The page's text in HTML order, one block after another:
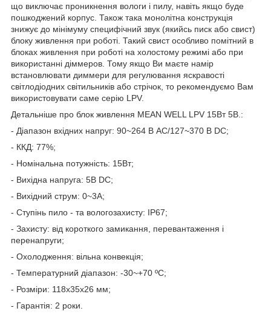
що виключає проникнення вологи і пилу, навіть якщо буде
пошкоджений корпус. Також така монолітна конструкція
знижує до мінімуму специфічний звук (якийсь писк або свист)
блоку живлення при роботі. Такий свист особливо помітний в
блоках живлення при роботі на холостому режимі або при
використанні діммеров. Тому якщо Ви маєте намір
встановлювати диммери для регулювання яскравості
світлодіодних світильників або стрічок, то рекомендуємо Вам
використовувати саме серію LPV.
Детальніше про блок живлення MEAN WELL LPV 15Вт 5В.:
- Діапазон вхідних напруг: 90~264 В AC/127~370 В DC;
- ККД: 77%;
- Номінальна потужність: 15Вт;
- Вихідна напруга: 5В DC;
- Вихідний струм: 0~3А;
- Ступінь пило - та вологозахисту: IP67;
- Захисту: від короткого замикання, перевантаження і
перенапруги;
- Охолодження: вільна конвекція;
- Температурний діапазон: -30~+70 ºС;
- Розміри: 118х35х26 мм;
- Гарантія: 2 роки.